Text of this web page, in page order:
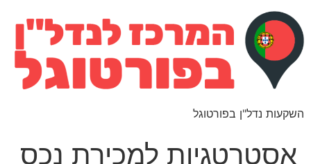
השקעות נדל"ן בפורטוגל
אסטרטגיות למכירת נכס